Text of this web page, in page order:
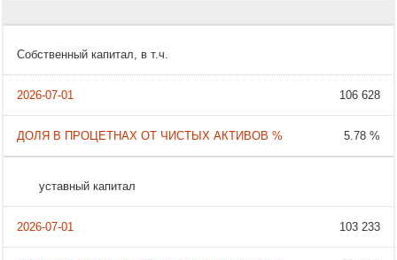
Собственный капитал, в т.ч.
106 628
5.78 %
уставный капитал
103 233